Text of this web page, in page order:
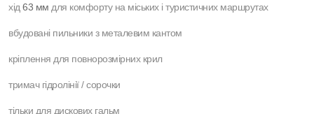
хід63 мм для комфорту на міських і туристичних маршрутах
вбудовані пильники з металевим кантом
кріплення для повнорозмірних крил
тримач гідролінії / сорочки
тільки для дискових гальм